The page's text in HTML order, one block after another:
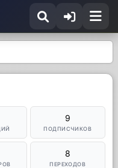
9
ПОДПИСЧИКОВ
8
ПЕРЕХОДОВ